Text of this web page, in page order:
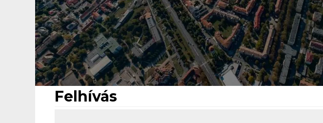
Felhívás